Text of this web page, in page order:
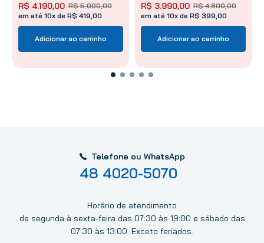
R$ 5.000,00
R$ 4.190,00
em até 10x de R$ 419,00
Adicionar ao carrinho
R$ 4.800,00
R$ 3.990,00
em até 10x de R$ 399,00
Adicionar ao carrinho
Telefone ou WhatsApp
48 4020-5070
Horário de atendimento
de segunda à sexta-feira das 07:30 às 19:00 e sábado das
07:30 às 13:00. Exceto feriados.